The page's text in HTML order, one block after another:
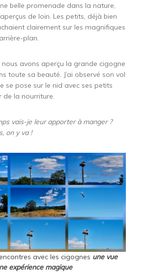
belle promenade dans la nature,
de loin. Les petits, déjà bien
clairement sur les magnifiques
plan.
nous avons aperçu la grande cigogne
toute sa beauté. J’ai observé son vol
se pose sur le nid avec ses petits
de la nourriture.
vais-je leur apporter à manger ?
on y va !
avec les cigognes une vue
expérience magique